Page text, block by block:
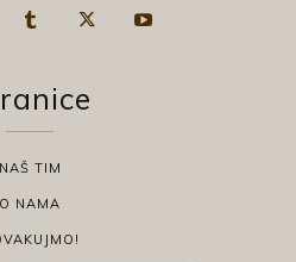
NAŠ TIM
O NAMA